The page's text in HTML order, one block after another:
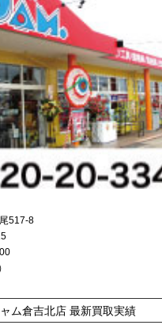
517-8
ム倉吉北店 最新買取実績